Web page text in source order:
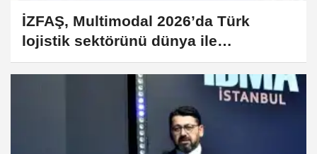
İZFAŞ, Multimodal 2026’da Türk
lojistik sektörünü dünya ile
buluşturdu